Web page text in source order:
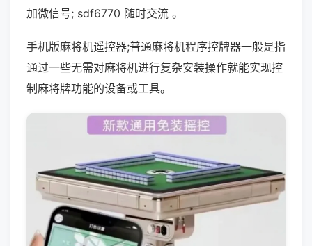
加微信号; sdf6770 随时交流 。
手机版麻将机遥控器;普通麻将机程序控牌器一般是指
通过一些无需对麻将机进行复杂安装操作就能实现控
制麻将牌功能的设备或工具。